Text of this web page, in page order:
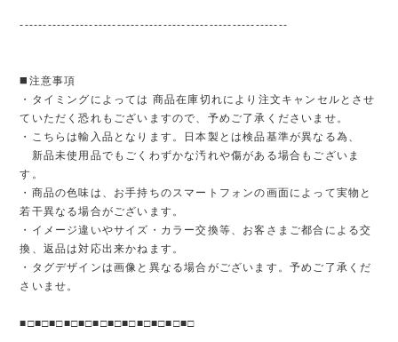
----------------------------------------------------------
◼️注意事項
・タイミングによっては 商品在庫切れにより注文キャンセルとさせ
ていただく恐れもございますので、予めご了承くださいませ。
・こちらは輸入品となります。日本製とは検品基準が異なる為、
新品未使用品でもごくわずかな汚れや傷がある場合もございま
す。
・商品の色味は、お手持ちのスマートフォンの画面によって実物と
若干異なる場合がございます。
・イメージ違いやサイズ・カラー交換等、お客さまご都合による交
換、返品は対応出来かねます。
・タグデザインは画像と異なる場合がございます。予めご了承くだ
さいませ。
■□■□■□■□■□■□■□■□■□■□■□■□